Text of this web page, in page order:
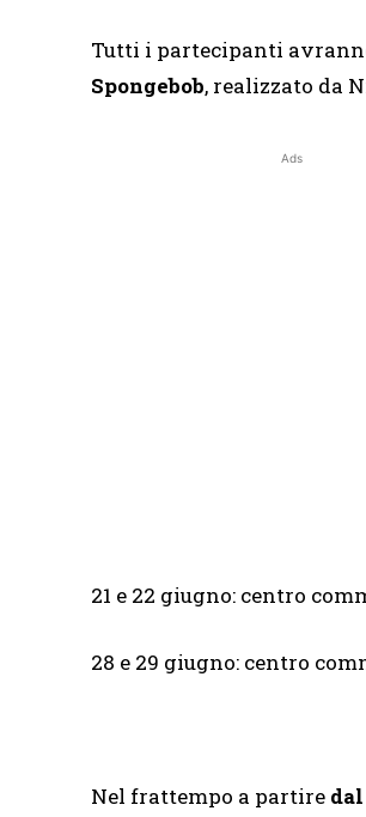
Tutti i partecipanti
Spongebob, realizzato da
Ads
21 e 22 giugno: centro
28 e 29 giugno: centro
Nel frattempo a partire